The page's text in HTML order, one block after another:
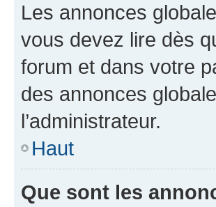
Les annonces
vous devez lire dès
forum et dans votre
des annonces
l’administrateur.
Haut
Que sont les